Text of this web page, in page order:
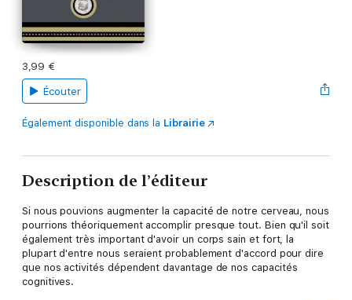
3,99 €
Écouter
Également disponible dans la Librairie
Description de l’éditeur
Si nous pouvions augmenter la capacité de notre cerveau, nous
pourrions théoriquement accomplir presque tout. Bien qu'il soit
également très important d'avoir un corps sain et fort, la
plupart d'entre nous seraient probablement d'accord pour dire
que nos activités dépendent davantage de nos capacités
cognitives.